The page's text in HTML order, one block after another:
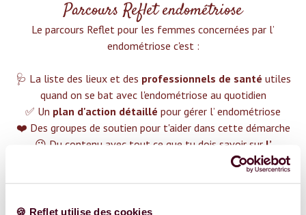
🍪 Reflet utilise des cookies
Parcours Reflet endométriose
Le parcours Reflet pour les femmes concernées par l’
endométriose c'est :‍
🩺 La liste des lieux et des professionnels de santé utiles
quand on se bat avec l'endométriose au quotidien
✅ Un plan d'action détaillé pour gérer l’ endométriose
❤️ Des groupes de soutien pour t'aider dans cette démarche
😉 Du contenu avec tout ce que tu dois savoir sur l’